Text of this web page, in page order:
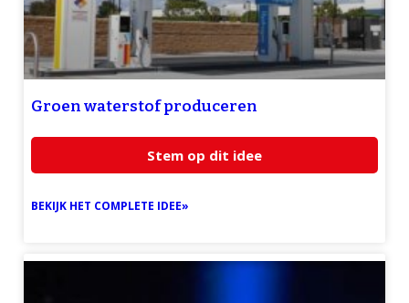
Groen waterstof produceren
Stem op dit idee
BEKIJK HET COMPLETE IDEE»